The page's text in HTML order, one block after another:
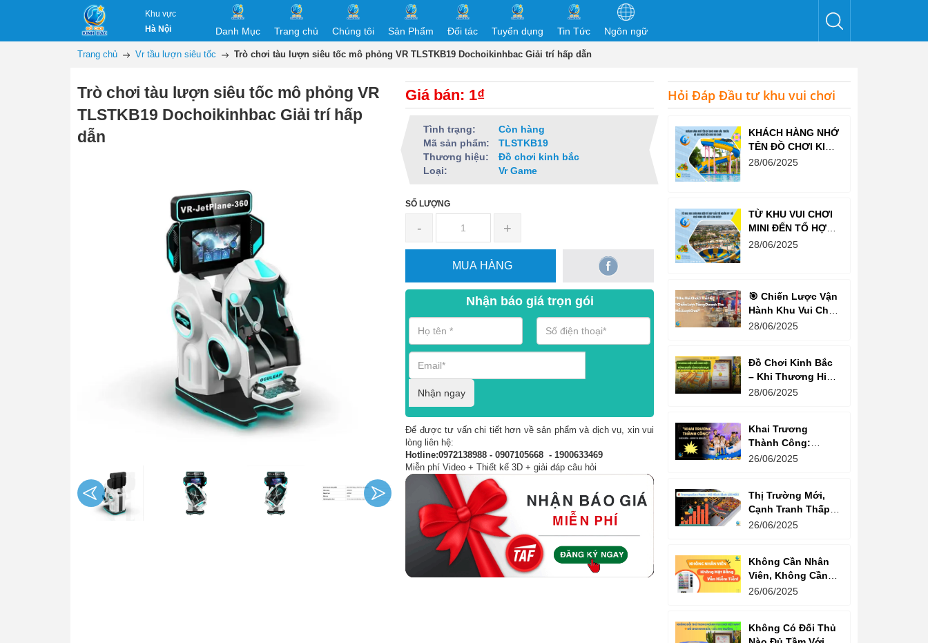
Khu vực
Hà Nội
Danh Mục Trang chủ Chúng tôi Sản Phẩm Đối tác Tuyển dụng Tin Tức Ngôn ngữ
Trang chủ Vr tầu lượn siêu tốc Trò chơi tàu lượn siêu tốc mô phỏng VR TLSTKB19 Dochoikinhbac Giải trí hấp dẫn
Trò chơi tàu lượn siêu tốc mô phỏng VR
TLSTKB19 Dochoikinhbac Giải trí hấp
dẫn
Giá bán: 1₫
Tình trạng:
Còn hàng
Mã sản phẩm:
TLSTKB19
Thương hiệu:
Đồ chơi kinh bắc
Loại:
Vr Game
SỐ LƯỢNG
- +
MUA HÀNG
Nhận báo giá trọn gói
Nhận ngay
Để được tư vấn chi tiết hơn về sản phẩm và dịch vụ, xin vui
lòng liên hệ:
Hotline:0972138988 - 0907105668 - 1900633469
Miễn phí Video + Thiết kế 3D + giải đáp câu hỏi
Hỏi Đáp Đầu tư khu vui chơi
KHÁCH HÀNG NHỚ
TÊN ĐỒ CHƠI KINH
BẮC TRƯỚC CẢ
28/06/2025
TỪ KHU VUI CHƠI
MINI ĐẾN TỔ HỢP
GIẢI TRÍ NGHÌN M²
28/06/2025
🎯 Chiến Lược Vận
Hành Khu Vui Chơi
3 Thế Hệ – Tối Đa
28/06/2025
Đồ Chơi Kinh Bắc
– Khi Thương Hiệu
Vững Mạnh Bắt
28/06/2025
Khai Trương
Thành Công:
Khách Nườm
Quyết Là Gì?
26/06/2025
Thị Trường Mới,
Cạnh Tranh Thấp –
Trampoline Park Là
26/06/2025
Không Cần Nhân
Viên, Không Cần
Cửa Hàng – Chỉ
26/06/2025
Không Có Đối Thủ